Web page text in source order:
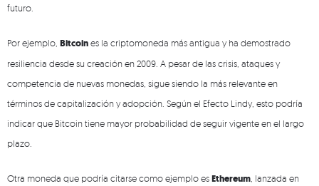
futuro.
Por ejemplo, Bitcoines la criptomoneda más antigua y ha demostrado
resiliencia desde su creación en 2009. A pesar de las crisis, ataques y
competencia de nuevas monedas, sigue siendo la más relevante en
términos de capitalización y adopción. Según el Efecto Lindy, esto podría
indicar que Bitcoin tiene mayor probabilidad de seguir vigente en el largo
plazo.
Otra moneda que podría citarse como ejemplo esEthereum, lanzada en